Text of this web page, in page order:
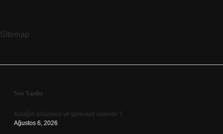
Sitemap
Sidebar
Son Yazılar
Kulağın bölümleri ve görevleri nelerdir ?
Ağustos 6, 2026